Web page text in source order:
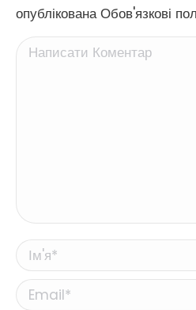
опублікована Обов'язкові
Написати Коментар
Ім'я *
Email *